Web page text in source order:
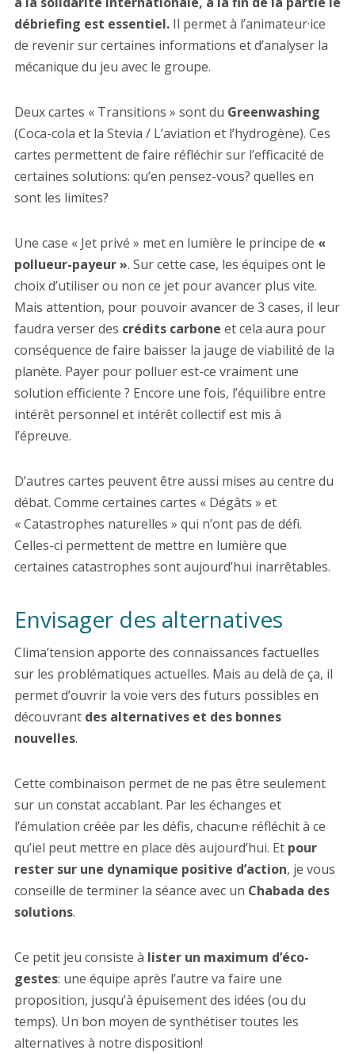
débriefing est essentiel. Il permet à l’animateur·ice
de revenir sur certaines informations et d’analyser la
mécanique du jeu avec le groupe.
Deux cartes « Transitions » sont du Greenwashing
(Coca-cola et la Stevia / L’aviation et l’hydrogène). Ces
cartes permettent de faire réfléchir sur l’efficacité de
certaines solutions: qu’en pensez-vous? quelles en
sont les limites?
Une case « Jet privé » met en lumière le principe de «
pollueur-payeur ». Sur cette case, les équipes ont le
choix d’utiliser ou non ce jet pour avancer plus vite.
Mais attention, pour pouvoir avancer de 3 cases, il leur
faudra verser des crédits carbone et cela aura pour
conséquence de faire baisser la jauge de viabilité de la
planète. Payer pour polluer est-ce vraiment une
solution efficiente ? Encore une fois, l’équilibre entre
intérêt personnel et intérêt collectif est mis à
l’épreuve.
D’autres cartes peuvent être aussi mises au centre du
débat. Comme certaines cartes « Dégâts » et
« Catastrophes naturelles » qui n’ont pas de défi.
Celles-ci permettent de mettre en lumière que
certaines catastrophes sont aujourd’hui inarrêtables.
Envisager des alternatives
Clima’tension apporte des connaissances factuelles
sur les problématiques actuelles. Mais au delà de ça, il
permet d’ouvrir la voie vers des futurs possibles en
découvrant des alternatives et des bonnes
nouvelles.
Cette combinaison permet de ne pas être seulement
sur un constat accablant. Par les échanges et
l’émulation créée par les défis, chacun·e réfléchit à ce
qu’iel peut mettre en place dès aujourd’hui. Et pour
rester sur une dynamique positive d’action, je vous
conseille de terminer la séance avec un Chabada des
solutions.
Ce petit jeu consiste à lister un maximum d’éco-
gestes: une équipe après l’autre va faire une
proposition, jusqu’à épuisement des idées (ou du
temps). Un bon moyen de synthétiser toutes les
alternatives à notre disposition!